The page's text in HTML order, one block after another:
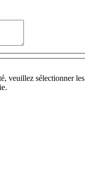
veuillez sélectionner les